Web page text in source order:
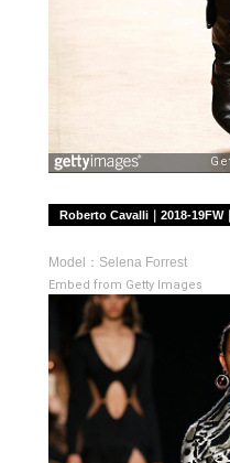
Roberto Cavalli｜2018-19FW
Model：Selena Forrest
Embed from Getty Images